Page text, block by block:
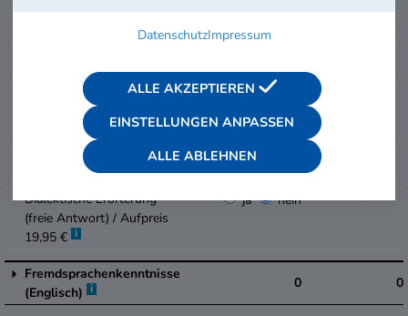
DatenschutzImpressum
ALLE AKZEPTIEREN
EINSTELLUNGEN ANPASSEN
ALLE ABLEHNEN
Sprachverständnis
Diktat (prüfergeführt, freie
Antwort) / Aufpreis 29,95
ja
Kurzaufsatz (freie Antwort)
/ Aufpreis 19,95 € i
ja
Dialektische Erörterung
(freie Antwort) / Aufpreis
19,95 € i
ja nein
Fremdsprachenkenntnisse
(Englisch) i 0 0